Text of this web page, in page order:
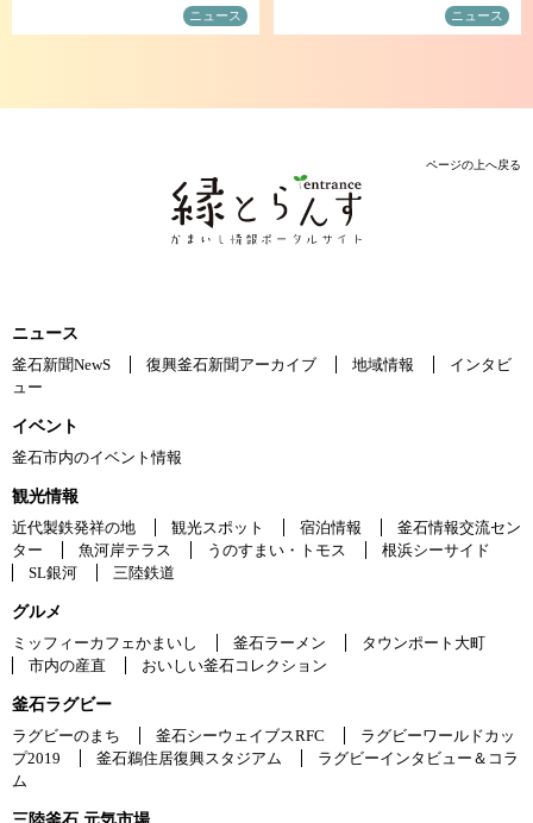
ニュース ニュース
ページの上へ戻る
ニュース
釜石新聞NewS
復興釜石新聞アーカイブ 地域情報
インタビ
ュー
イベント
釜石市内のイベント情報
観光情報
近代製鉄発祥の地
観光スポット 宿泊情報
釜石情報交流セン
ター
魚河岸テラス うのすまい・トモス
根浜シーサイド
SL銀河
三陸鉄道
グルメ
ミッフィーカフェかまいし
釜石ラーメン
タウンポート大町
市内の産直
おいしい釜石コレクション
釜石ラグビー
ラグビーのまち
釜石シーウェイブスRFC
ラグビーワールドカッ
プ2019
釜石鵜住居復興スタジアム
ラグビーインタビュー＆コラ
ム